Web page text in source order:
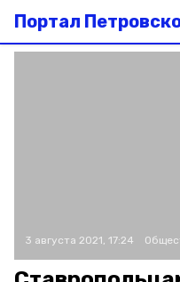
Портал
3 августа 2021, 17:24